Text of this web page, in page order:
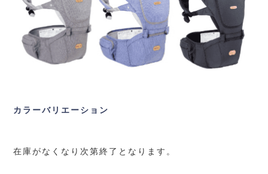
カラーバリエーション
在庫がなくなり次第終了となります。